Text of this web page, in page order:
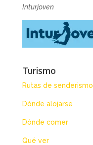
Inturjoven
Turismo
Rutas de senderismo
Dónde alojarse
Dónde comer
Qué ver